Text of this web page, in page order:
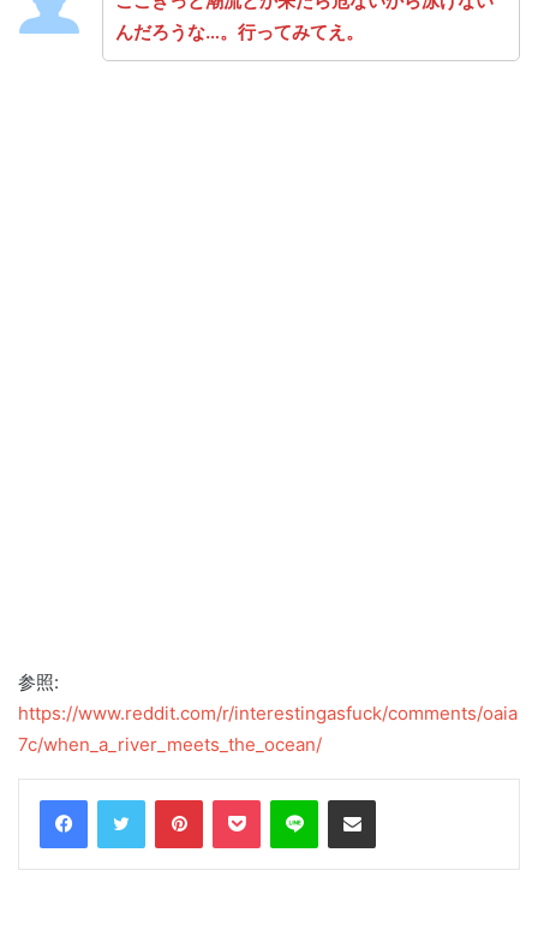
んだろうな…。行ってみてえ。
参照:
https://www.reddit.com/r/interestingasfuck/comments/oaia
7c/when_a_river_meets_the_ocean/
FacebookTwitter PinterestPocket Line Share via Email